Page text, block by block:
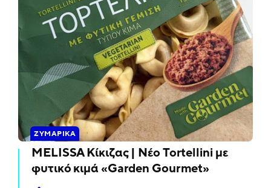
ΖΥΜΑΡΙΚΆ
MELISSA Κίκιζας | Νέο Tortellini με
φυτικό κιμά «Garden Gourmet»